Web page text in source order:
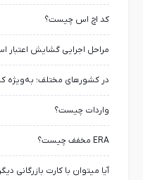
کد اچ اس چیست؟
مراحل اجرایی گشایش اعتبار
واردات چیست؟
ERA مخفف چیست؟
آیا میتوان با کارت بازرگانی